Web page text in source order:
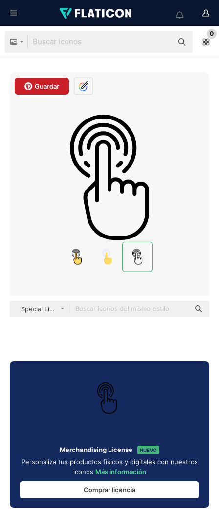
0
Guardar
Special Lineal
Merchandising License NUEVO
Personaliza tus productos físicos y digitales con nuestros
iconos Más información
Comprar licencia